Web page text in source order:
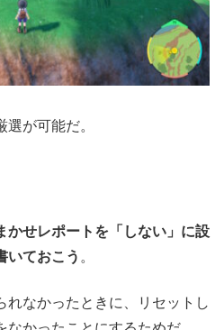
が可能だ。
かせレポートを「しない」に設
いておこう 。
れなかったときに、リセットし